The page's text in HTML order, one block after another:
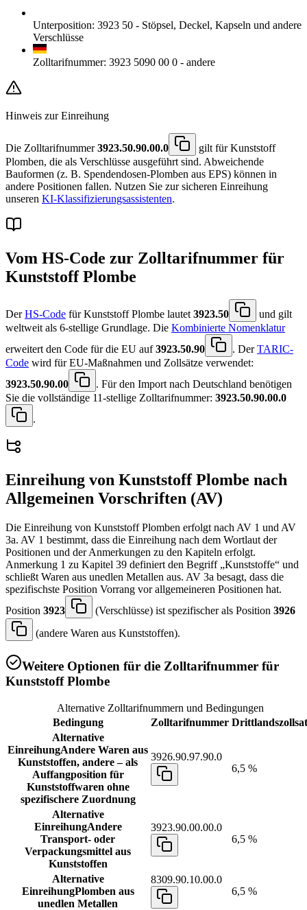
Unterposition: 3923 50 - Stöpsel, Deckel, Kapseln und andere
Verschlüsse
Zolltarifnummer: 3923 5090 00 0 - andere
Hinweis zur Einreihung
Die Zolltarifnummer3923.50.90.00.0
gilt für Kunststoff
Plomben, die als Verschlüsse ausgeführt sind. Abweichende
Bauformen (z. B. Spendendosen-Plomben aus EPS) können in
andere Positionen fallen. Nutzen Sie zur sicheren Einreihung
unseren KI-Klassifizierungsassistenten.
Vom HS-Code zur Zolltarifnummer für
Kunststoff Plombe
DerHS-Code für Kunststoff Plombe lautet3923.50
und gilt
weltweit als 6-stellige Grundlage. Die Kombinierte Nomenklatur
erweitert den Code für die EU auf3923.50.90 . DerTARIC-
Code wird für EU-Maßnahmen und Zollsätze verwendet:
3923.50.90.00
. Für den Import nach Deutschland benötigen
Sie die vollständige 11-stellige Zolltarifnummer: 3923.50.90.00.0
.
Einreihung von Kunststoff Plombe nach
Allgemeinen Vorschriften (AV)
Die Einreihung von Kunststoff Plomben erfolgt nach AV 1 und AV
3a. AV 1 bestimmt, dass die Einreihung nach dem Wortlaut der
Positionen und der Anmerkungen zu den Kapiteln erfolgt.
Anmerkung 1 zu Kapitel 39 definiert den Begriff „Kunststoffe“ und
schließt Waren aus unedlen Metallen aus. AV 3a besagt, dass die
spezifischste Position Vorrang vor allgemeineren Positionen hat.
Position 3923 (Verschlüsse) ist spezifischer als Position 3926
(andere Waren aus Kunststoffen).
Weitere Optionen für die Zolltarifnummer für
Kunststoff Plombe
Alternative Zolltarifnummern und Bedingungen
Bedingung
Zolltarifnummer
Alternative
EinreihungAndere Waren aus
Kunststoffen, andere – als
Auffangposition für
Kunststoffwaren ohne
spezifischere Zuordnung
3926.90.97.90.0
6,5 %
Alternative
EinreihungAndere
Transport- oder
Verpackungsmittel aus
Kunststoffen
3923.90.00.00.0
6,5 %
Alternative
EinreihungPlomben aus
unedlen Metallen
8309.90.10.00.0
6,5 %